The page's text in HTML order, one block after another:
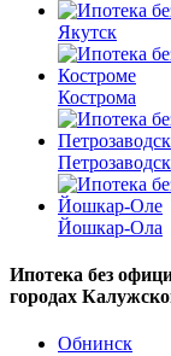
Якутск
Кострома
Петрозаводск
Йошкар-Ола
Ипотека без
городах
Обнинск